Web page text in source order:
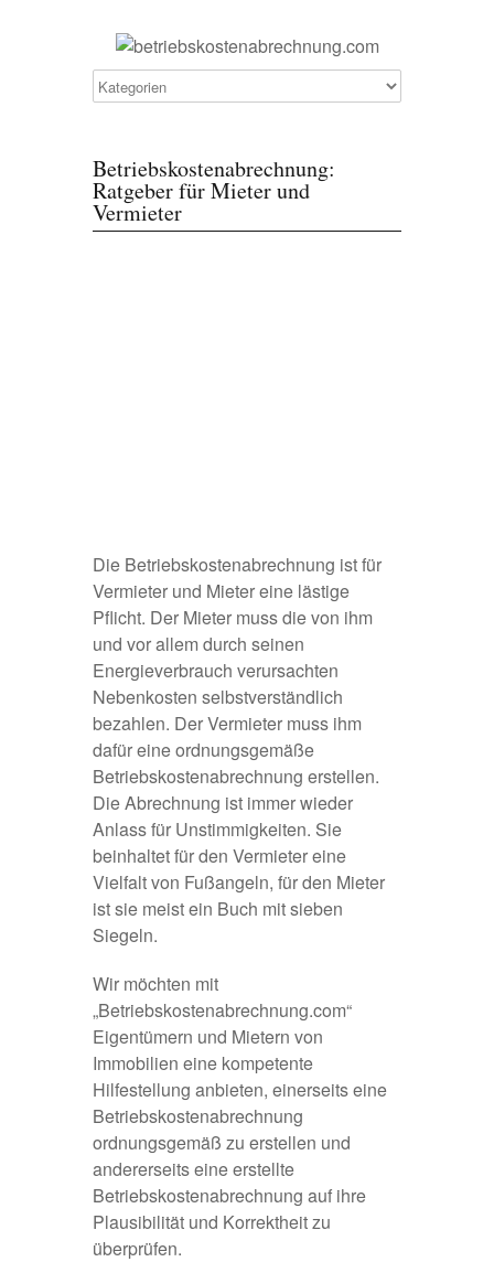
Betriebskostenabrechnung:
Ratgeber für Mieter und
Vermieter
Die Betriebskostenabrechnung ist für
Vermieter und Mieter eine lästige
Pflicht. Der Mieter muss die von ihm
und vor allem durch seinen
Energieverbrauch verursachten
Nebenkosten selbstverständlich
bezahlen. Der Vermieter muss ihm
dafür eine ordnungsgemäße
Betriebskostenabrechnung erstellen.
Die Abrechnung ist immer wieder
Anlass für Unstimmigkeiten. Sie
beinhaltet für den Vermieter eine
Vielfalt von Fußangeln, für den Mieter
ist sie meist ein Buch mit sieben
Siegeln.
Wir möchten mit
„Betriebskostenabrechnung.com“
Eigentümern und Mietern von
Immobilien eine kompetente
Hilfestellung anbieten, einerseits eine
Betriebskostenabrechnung
ordnungsgemäß zu erstellen und
andererseits eine erstellte
Betriebskostenabrechnung auf ihre
Plausibilität und Korrektheit zu
überprüfen.